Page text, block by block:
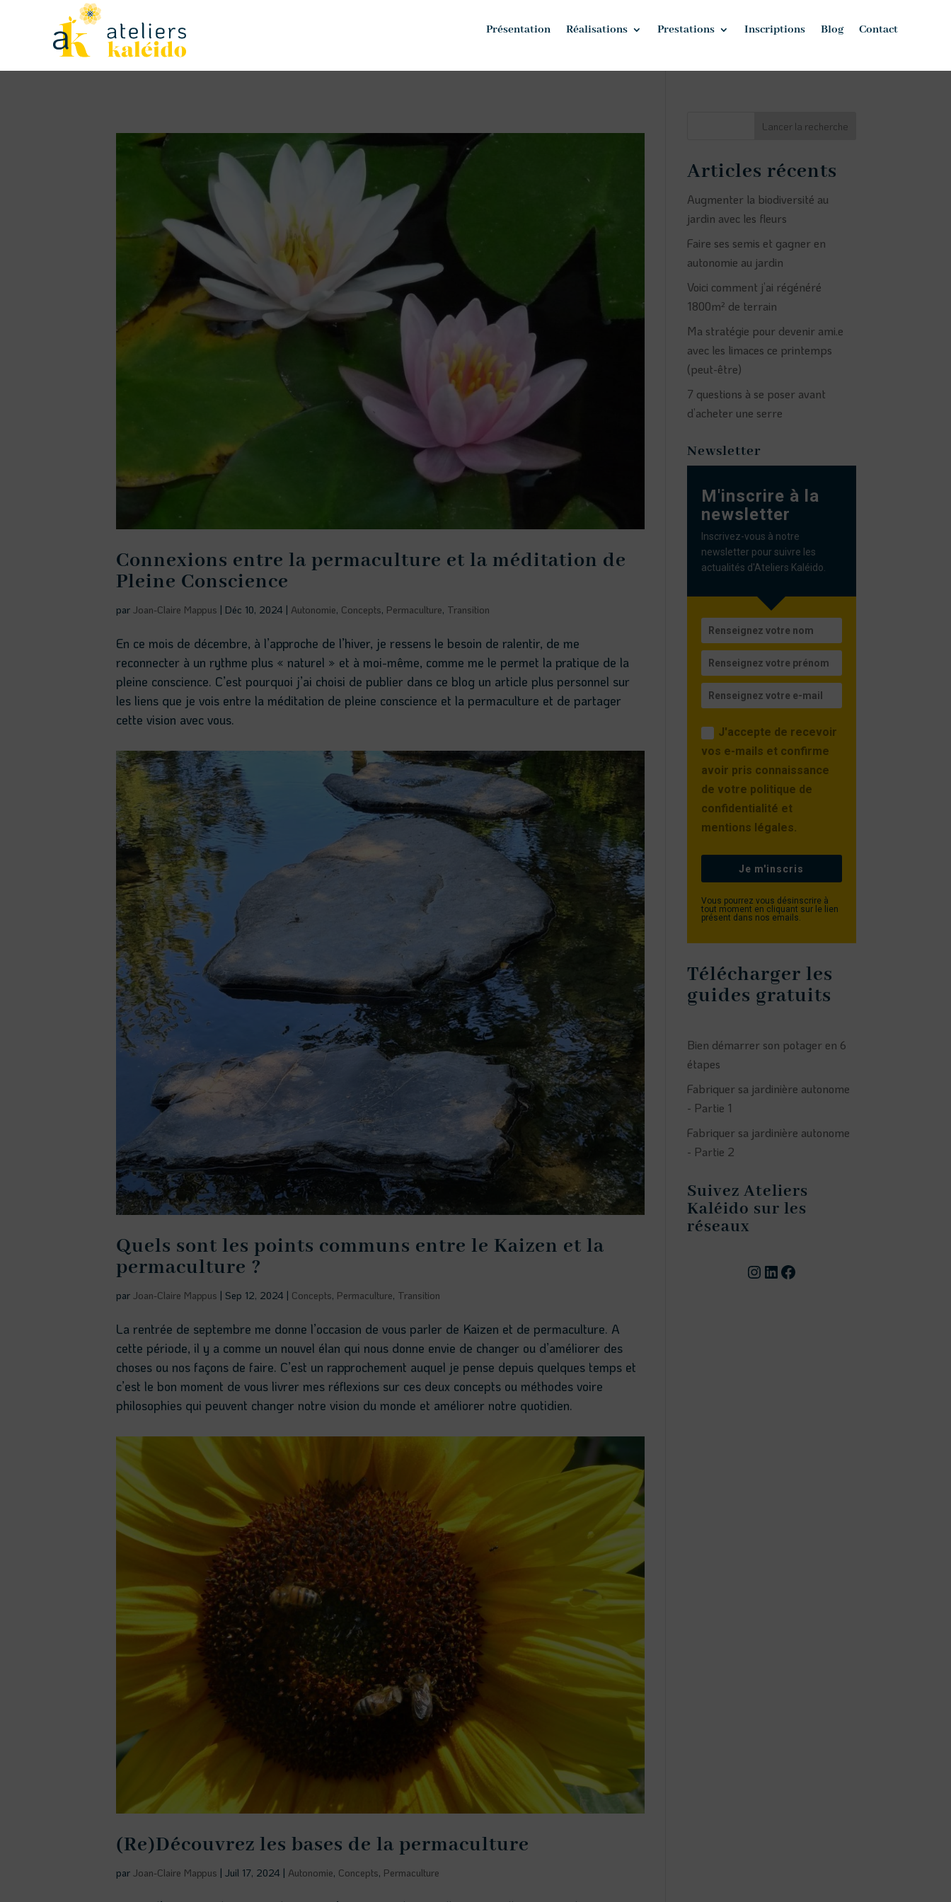
Présentation Réalisations Prestations Inscriptions Blog Contact
Connexions entre la permaculture et la méditation de
Pleine Conscience
parJoan-Claire Mappus | Déc 10, 2024 | Autonomie, Concepts, Permaculture, Transition
En ce mois de décembre, à l’approche de l’hiver, je ressens le besoin de ralentir, de me
reconnecter à un rythme plus « naturel » et à moi-même, comme me le permet la pratique de la
pleine conscience. C’est pourquoi j’ai choisi de publier dans ce blog un article plus personnel sur
les liens que je vois entre la méditation de pleine conscience et la permaculture et de partager
cette vision avec vous.
Quels sont les points communs entre le Kaizen et la
permaculture ?
parJoan-Claire Mappus | Sep 12, 2024 | Concepts, Permaculture, Transition
La rentrée de septembre me donne l’occasion de vous parler de Kaizen et de permaculture. A
cette période, il y a comme un nouvel élan qui nous donne envie de changer ou d’améliorer des
choses ou nos façons de faire. C’est un rapprochement auquel je pense depuis quelques temps et
c’est le bon moment de vous livrer mes réflexions sur ces deux concepts ou méthodes voire
philosophies qui peuvent changer notre vision du monde et améliorer notre quotidien.
(Re)Découvrez les bases de la permaculture
parJoan-Claire Mappus |Juil 17, 2024 | Autonomie, Concepts, Permaculture
Lancer la recherche
Articles récents
Augmenter la biodiversité au
jardin avec les fleurs
Faire ses semis et gagner en
autonomie au jardin
Voici comment j’ai régénéré
1800m² de terrain
Ma stratégie pour devenir ami.e
avec les limaces ce printemps
(peut-être)
7 questions à se poser avant
d’acheter une serre
Newsletter
M'inscrire à la
newsletter
Inscrivez-vous à notre
newsletter pour suivre les
actualités d'Ateliers Kaléido.
J'accepte de recevoir
vos e-mails et confirme
avoir pris connaissance
de votre politique de
confidentialité et
mentions légales.
Je m'inscris
Vous pourrez vous désinscrire à
tout moment en cliquant sur le lien
présent dans nos emails.
Télécharger les
guides gratuits
Bien démarrer son potager en 6
étapes
Fabriquer sa jardinière autonome
- Partie 1
Fabriquer sa jardinière autonome
- Partie 2
Suivez Ateliers
Kaléido sur les
réseaux
Compte instagram
Page linkedin
Facebook